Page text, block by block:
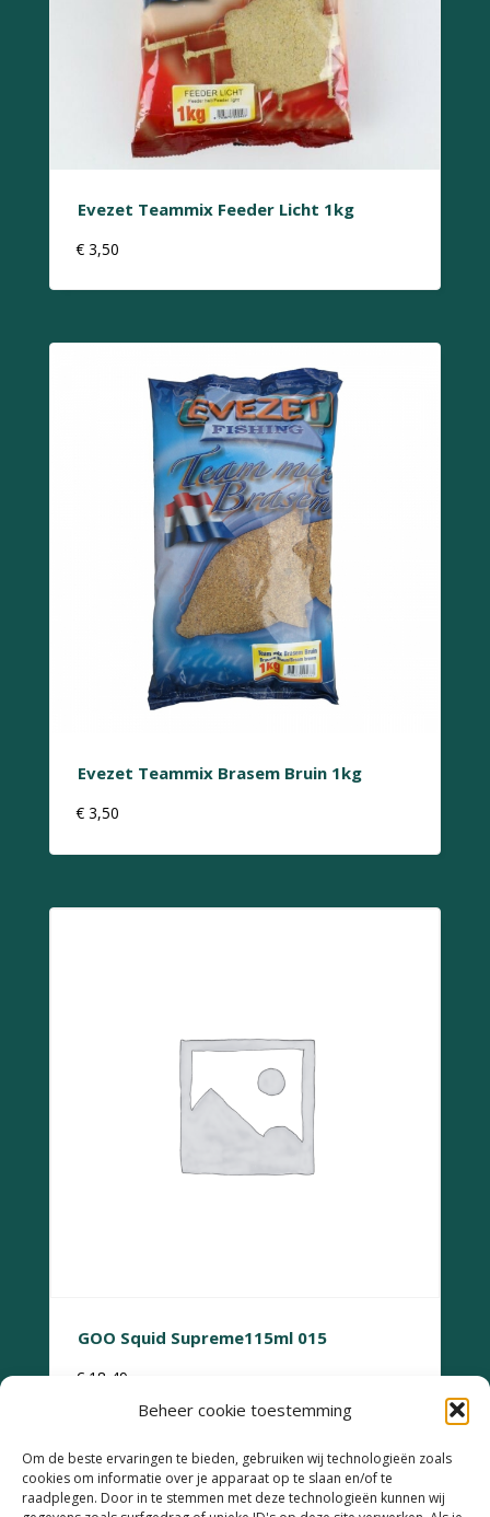
Beheer cookie toestemming
Om de beste ervaringen te bieden, gebruiken wij technologieën zoals
cookies om informatie over je apparaat op te slaan en/of te
raadplegen. Door in te stemmen met deze technologieën kunnen wij
Evezet Teammix Feeder Licht 1kg
€ 3,50
Evezet Teammix Brasem Bruin 1kg
€ 3,50
GOO Squid Supreme115ml 015
€ 18,49